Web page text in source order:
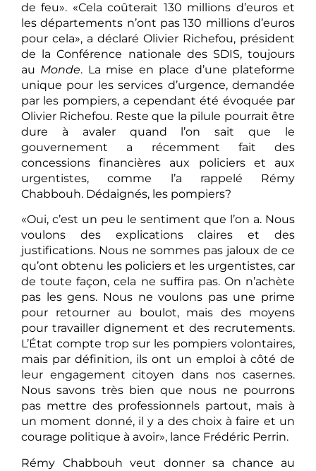
de feu». «Cela coûterait 130 millions d’euros et
les départements n’ont pas 130 millions d’euros
pour cela», a déclaré Olivier Richefou, président
de la Conférence nationale des SDIS, toujours
au Monde. La mise en place d’une plateforme
unique pour les services d’urgence, demandée
par les pompiers, a cependant été évoquée par
Olivier Richefou. Reste que la pilule pourrait être
dure à avaler quand l’on sait que le
gouvernement a récemment fait des
concessions financières aux policiers et aux
urgentistes, comme l’a rappelé Rémy
Chabbouh. Dédaignés, les pompiers?
«Oui, c’est un peu le sentiment que l’on a. Nous
voulons des explications claires et des
justifications. Nous ne sommes pas jaloux de ce
qu’ont obtenu les policiers et les urgentistes, car
de toute façon, cela ne suffira pas. On n’achète
pas les gens. Nous ne voulons pas une prime
pour retourner au boulot, mais des moyens
pour travailler dignement et des recrutements.
L’État compte trop sur les pompiers volontaires,
mais par définition, ils ont un emploi à côté de
leur engagement citoyen dans nos casernes.
Nous savons très bien que nous ne pourrons
pas mettre des professionnels partout, mais à
un moment donné, il y a des choix à faire et un
courage politique à avoir», lance Frédéric Perrin.
Rémy Chabbouh veut donner sa chance au